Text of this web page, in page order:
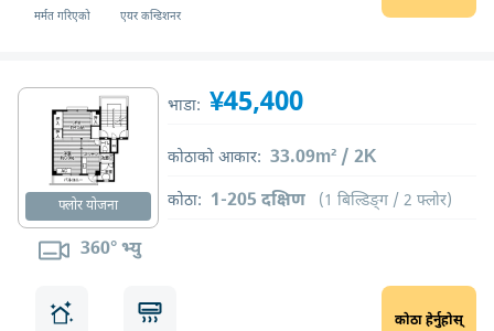
मर्मत गरिएको एयर कन्डिशनर
फ्लोर योजना
360° भ्यु
भाडा: ¥45,400
कोठाको आकार: 33.09m² / 2K
कोठा: 1-205 दक्षिण (1 बिल्डिङ्ग / 2 फ्लोर)
कोठा हेर्नुहोस्